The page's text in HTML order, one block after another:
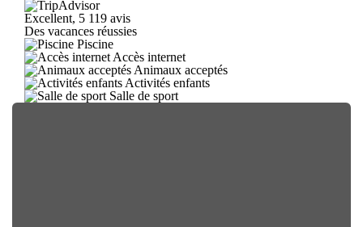
Excellent, 5 119 avis
Des vacances réussies
Piscine
Accès internet
Animaux acceptés
Activités enfants
Salle de sport